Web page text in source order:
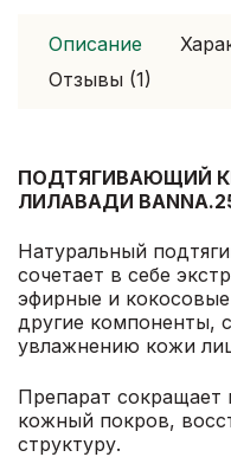
Описание
Отзывы (1)
ПОДТЯГИВАЮЩИЙ
ЛИЛАВАДИ
Натуральный
сочетает в себе
эфирные и
другие компоненты,
увлажнению кожи
Препарат
кожный покров,
структуру.